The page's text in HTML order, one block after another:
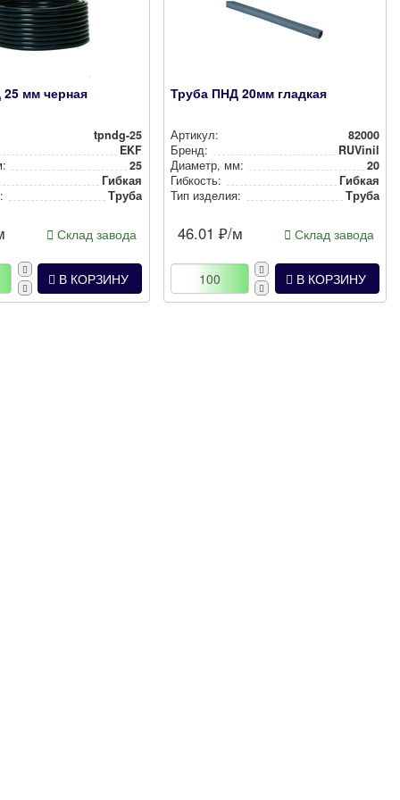
мм черная
tpndg-25
EKF
25
Гибкая
Труба
Склад завода
В КОРЗИНУ
Труба ПНД 20мм гладкая
Артикул:
82000
Бренд:
RUVinil
Диаметр, мм:
20
Гибкость:
Гибкая
Тип изделия:
Труба
46.01 ₽/м Склад завода
В КОРЗИНУ